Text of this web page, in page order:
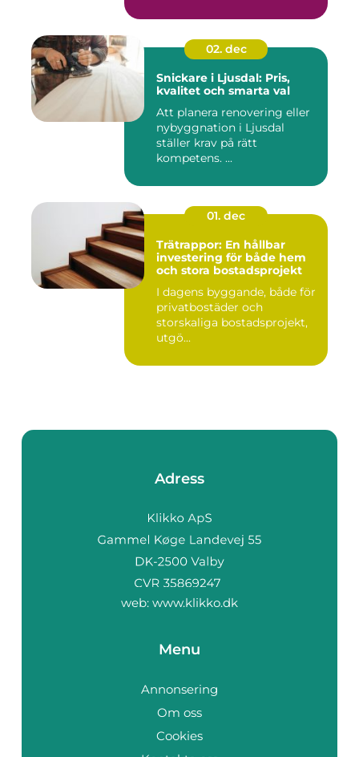
02. dec
Snickare i Ljusdal: Pris,
kvalitet och smarta val
Att planera renovering eller
nybyggnation i Ljusdal
ställer krav på rätt
kompetens. ...
01. dec
Trätrappor: En hållbar
investering för både hem
och stora bostadsprojekt
I dagens byggande, både för
privatbostäder och
storskaliga bostadsprojekt,
utgö...
Adress
web: www.klikko.dk
Menu
Annonsering
Om oss
Cookies